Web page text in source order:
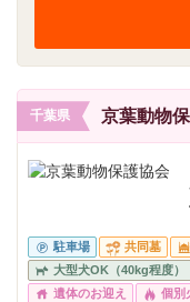
千葉県 京葉動物
駐車場 共同墓
大型犬OK（40kg程度）
遺体のお迎え
個別